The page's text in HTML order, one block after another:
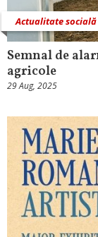
Actualitate socială
Semnal de
agricole
29 Aug, 2025